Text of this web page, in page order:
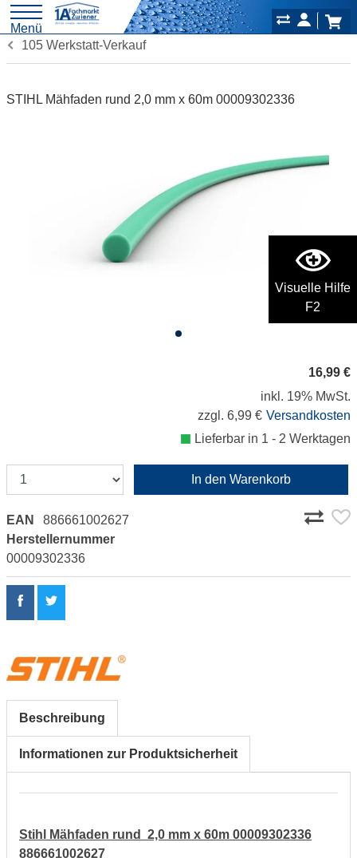
Visuelle Hilfe
F2
Menü
105 Werkstatt-Verkauf
STIHL Mähfaden rund 2,0 mm x 60m 00009302336
16,99 €
inkl. 19% MwSt.
zzgl. 6,99 € Versandkosten
Lieferbar in 1 - 2 Werktagen
In den Warenkorb
EAN
886661002627
Herstellernummer
00009302336
Beschreibung
Informationen zur Produktsicherheit
Stihl Mähfaden rund 2,0 mm x 60m 00009302336
886661002627